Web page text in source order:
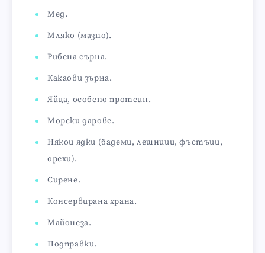
Мед.
Мляко (мазно).
Рибена сърна.
Какаови зърна.
Яйца, особено протеин.
Морски дарове.
Някои ядки (бадеми, лешници, фъстъци,
орехи).
Сирене.
Консервирана храна.
Майонеза.
Подправки.